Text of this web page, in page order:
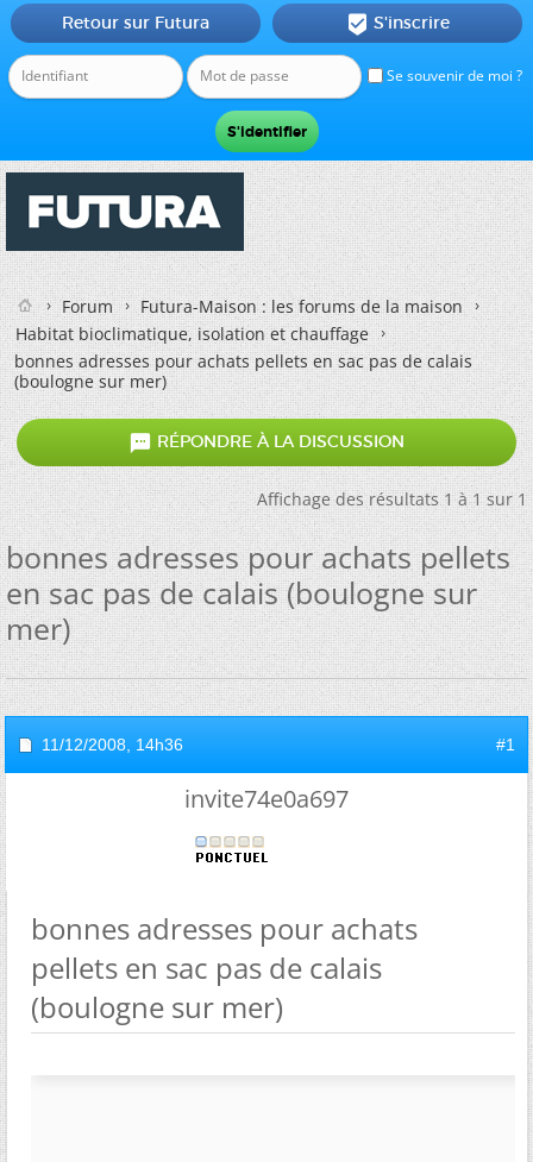
Se souvenir de moi ?
Retour sur Futura  S'inscrire
Forum
Futura-Maison : les forums de la maison
Habitat bioclimatique, isolation et chauffage
bonnes adresses pour achats pellets en sac pas de calais
(boulogne sur mer)
 RÉPONDRE À LA DISCUSSION
Affichage des résultats 1 à 1 sur 1
bonnes adresses pour achats pellets
en sac pas de calais (boulogne sur
mer)
11/12/2008, 14h36 #1
invite74e0a697
bonnes adresses pour achats
pellets en sac pas de calais
(boulogne sur mer)